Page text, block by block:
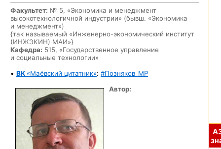
Факультет: № 5, «Экономика и менеджмент
высокотехнологичной индустрии» (бывш. «Экономика
и менеджмент»)
{так называемый «Инженерно-экономический институт
(ИНЖЭКИН) МАИ»}
Кафедра: 515, «Государственное управление
и социальные технологии»
• ВК «Маёвский цитатник»: #Позняков_MP
Автор: